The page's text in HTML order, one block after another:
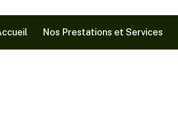
Nos Prestations et Services